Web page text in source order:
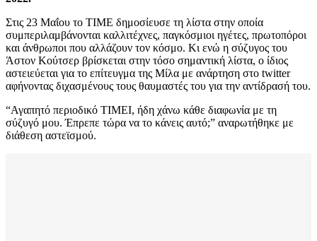
Στις 23 Μαΐου το TIME δημοσίευσε τη λίστα στην οποία
συμπεριλαμβάνονται καλλιτέχνες, παγκόσμιοι ηγέτες, πρωτοπόροι
και άνθρωποι που αλλάζουν τον κόσμο. Κι ενώ η σύζυγος του
Άστον Κούτσερ βρίσκεται στην τόσο σημαντική λίστα, ο ίδιος
αστειεύεται για το επίτευγμα της Μίλα με ανάρτηση στο twitter
αφήνοντας διχασμένους τους θαυμαστές του για την αντίδρασή του.
“Αγαπητό περιοδικό TIMEI, ήδη χάνω κάθε διαφωνία με τη
σύζυγό μου. Έπρεπε τώρα να το κάνεις αυτό;” αναρωτήθηκε με
διάθεση αστεϊσμού.